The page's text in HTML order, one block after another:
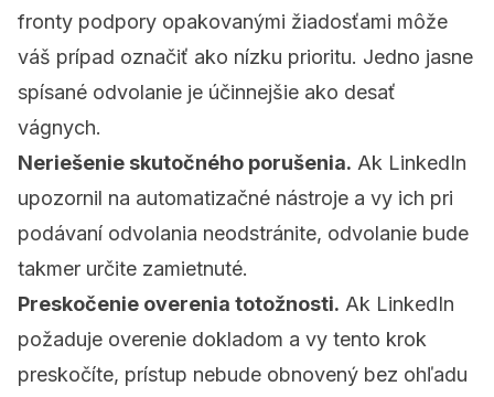
fronty podpory opakovanými žiadosťami môže
váš prípad označiť ako nízku prioritu. Jedno jasne
spísané odvolanie je účinnejšie ako desať
vágnych.
Neriešenie skutočného porušenia. Ak LinkedIn
upozornil na automatizačné nástroje a vy ich pri
podávaní odvolania neodstránite, odvolanie bude
takmer určite zamietnuté.
Preskočenie overenia totožnosti. Ak LinkedIn
požaduje overenie dokladom a vy tento krok
preskočíte, prístup nebude obnovený bez ohľadu